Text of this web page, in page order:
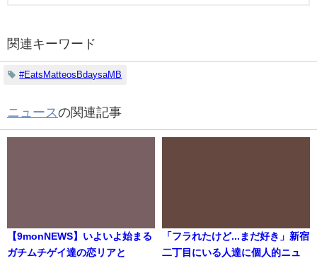
関連キーワード
#EatsMatteosBdaysaMB
ニュースの関連記事
【9monNEWS】いよいよ始まる
ガチムチゲイ達の恋リアと
「フラれたけど...まだ好き」新宿
二丁目にいる人達に個人的ニュ